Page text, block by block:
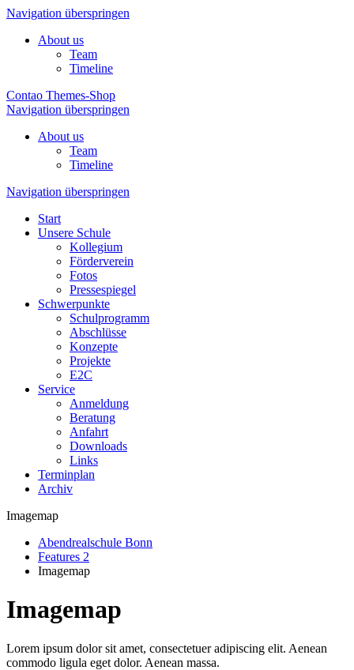
Navigation überspringen
About us
Team
Timeline
Contao Themes-Shop
Navigation überspringen
About us
Team
Timeline
Navigation überspringen
Start
Unsere Schule
Kollegium
Förderverein
Fotos
Pressespiegel
Schwerpunkte
Schulprogramm
Abschlüsse
Konzepte
Projekte
E2C
Service
Anmeldung
Beratung
Anfahrt
Downloads
Links
Terminplan
Archiv
Imagemap
Abendrealschule Bonn
Features 2
Imagemap
Imagemap
Lorem ipsum dolor sit amet, consectetuer adipiscing elit. Aenean
commodo ligula eget dolor. Aenean massa.